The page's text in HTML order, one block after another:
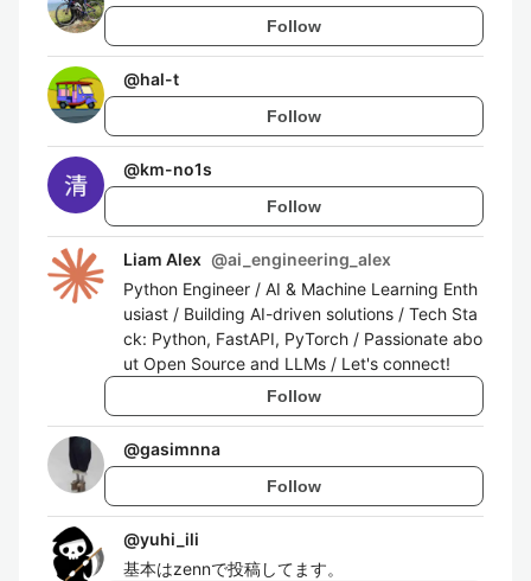
Follow
@hal-t
Follow
@km-no1s
Follow
Liam Alex @ai_engineering_alex
Python Engineer / AI & Machine Learning Enth
usiast / Building AI-driven solutions / Tech Sta
ck: Python, FastAPI, PyTorch / Passionate abo
ut Open Source and LLMs / Let's connect!
Follow
@gasimnna
Follow
@yuhi_ili
基本はzennで投稿してます。